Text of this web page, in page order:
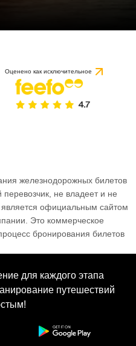
Оценено как исключительное
железнодорожных билетов
не владеет и не
является официальным сайтом
Это коммерческое
бронирования билетов
для каждого этапа
путешествий
на основе 1 отзыва